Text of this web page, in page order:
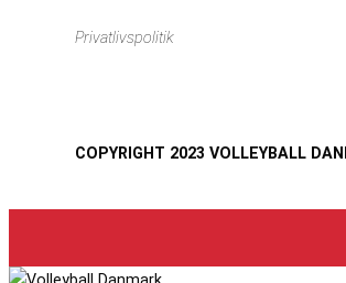
Privatlivspolitik
COPYRIGHT 2023 VOLLEYBALL